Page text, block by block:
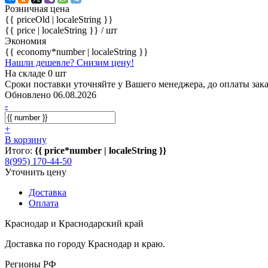
Розничная цена
{{ priceOld | localeString }}
{{ price | localeString }} / шт
Экономия
{{ economy*number | localeString }}
Нашли дешевле? Снизим цену!
На складе 0 шт
Сроки поставки уточняйте у Вашего менеджера, до оплаты
Обновлено 06.08.2026
-
+
В корзину
Итого: {{ price*number | localeString }}
8(995) 170-44-50
Уточнить цену
Доставка
Оплата
Краснодар и Краснодарский край
Доставка по городу Краснодар и краю.
Регионы РФ